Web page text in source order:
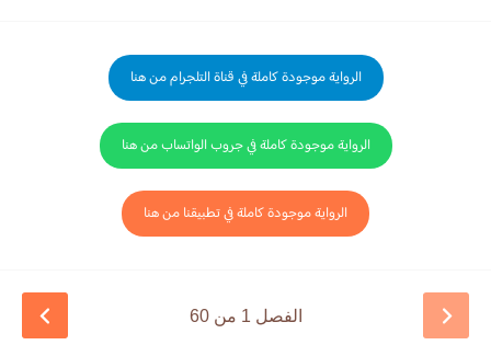
الرواية موجودة كاملة في قناة التلجرام من هنا
الرواية موجودة كاملة في جروب الواتساب من هنا
الرواية موجودة كاملة في تطبيقنا من هنا
الفصل 1 من 60